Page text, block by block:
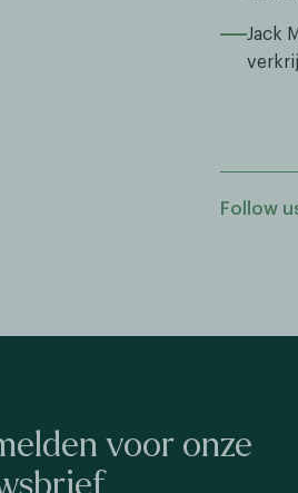
Jack
Follow
voor onze